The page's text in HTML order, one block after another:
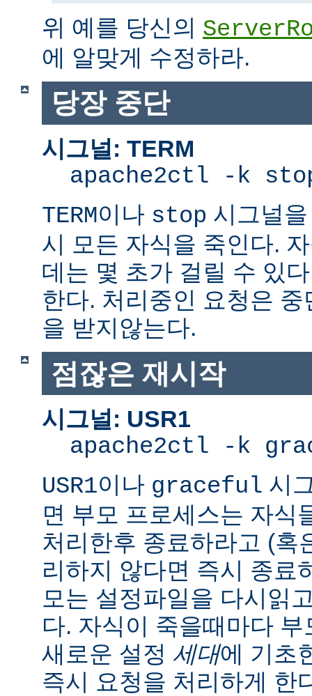
위 예를 당신의
에 알맞게 수정하라.
당장 중단
시그널: TERM
apache2ctl -k
TERM이나 stop 시그널
시 모든 자식을 죽인다.
데는 몇 초가 걸릴 수 있
한다. 처리중인 요청은
을 받지않는다.
점잖은 재시작
시그널: USR1
apache2ctl -k
USR1이나 graceful 시
면 부모 프로세스는 자식
처리한후 종료하라고 (혹
리하지 않다면 즉시 종료
모는 설정파일을 다시읽
다. 자식이 죽을때마다
새로운 설정 세대에 기초
즉시 요청을 처리하게 한